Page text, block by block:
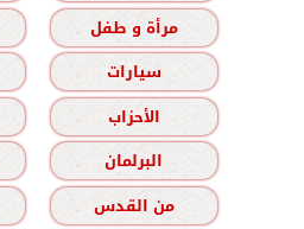
مرأة و طفل
سيارات
الأحزاب
البرلمان
من القدس